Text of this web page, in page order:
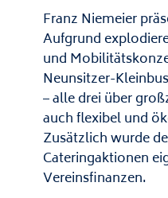
Franz Niemeier
Aufgrund
und
Neunsitzer-
– alle drei über
auch flexibel und
Zusätzlich wurde
Cateringaktionen
Vereinsfinanzen.